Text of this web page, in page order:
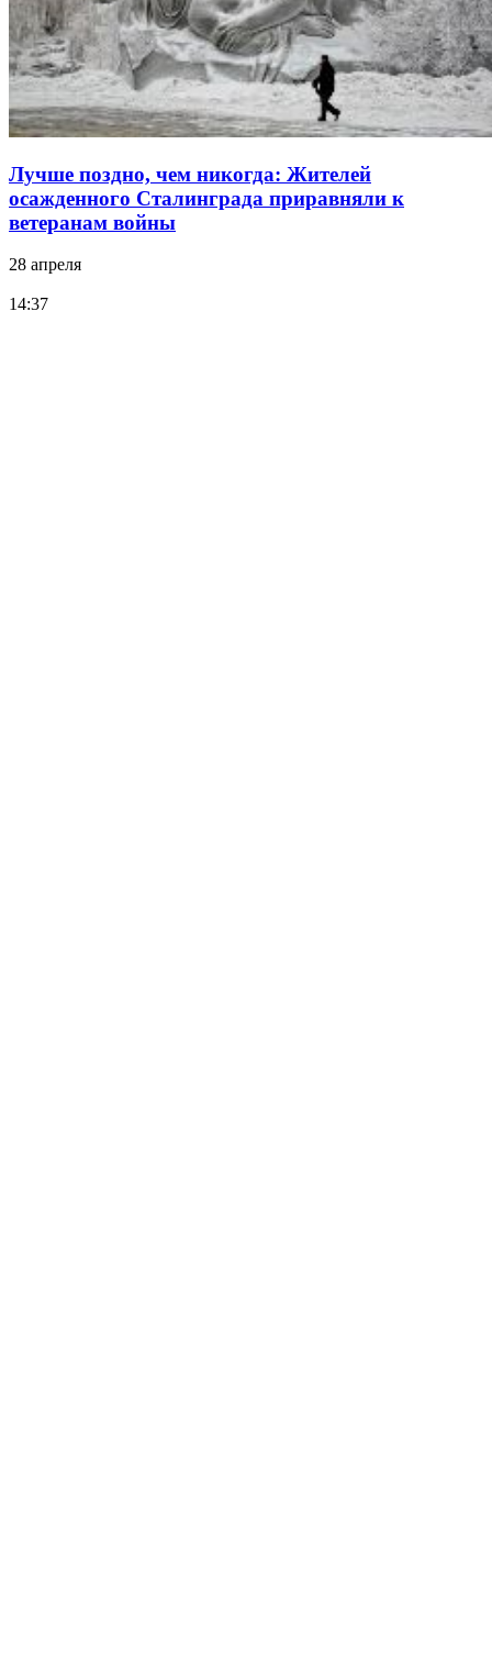
Лучше поздно, чем никогда: Жителей
осажденного Сталинграда приравняли к
ветеранам войны
28 апреля
14:37